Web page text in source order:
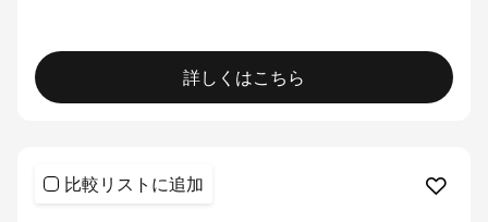
詳しくはこちら
比較リストに追加